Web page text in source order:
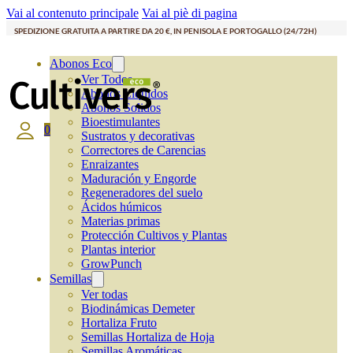
Vai al contenuto principale Vai al piè di pagina
SPEDIZIONE GRATUITA A PARTIRE DA 20 €, IN PENISOLA E PORTOGALLO (24/72H)
Abonos Eco
Ver Todos
Abonos Líquidos
Abonos Solidos
Bioestimulantes
Sustratos y decorativas
Correctores de Carencias
Enraizantes
Maduración y Engorde
Regeneradores del suelo
Ácidos húmicos
Materias primas
Protección Cultivos y Plantas
Plantas interior
GrowPunch
Semillas
Ver todas
Biodinámicas Demeter
Hortaliza Fruto
Semillas Hortaliza de Hoja
0